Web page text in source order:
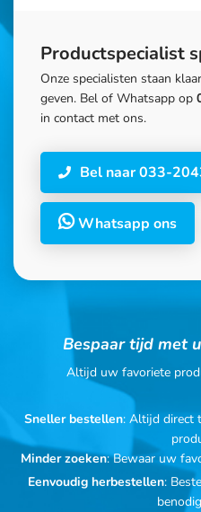
Productspecialist
Onze specialisten staan
geven. Bel of Whatsapp op
in contact met ons.
Bel naar 033-
Whatsapp ons
Bespaar tijd met
Altijd uw favoriete
Sneller bestellen: Altijd direct
Minder zoeken: Bewaar uw
Eenvoudig herbestellen: